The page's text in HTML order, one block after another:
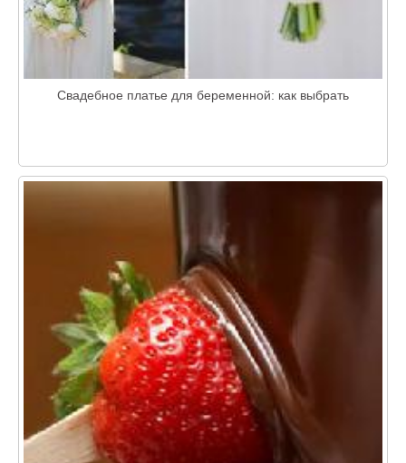
Свадебное платье для беременной: как выбрать